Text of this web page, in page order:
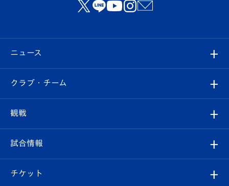
ニュース
すべて
クラブ
試合情報
クラブ・チーム
クラブ概要
観戦
観戦ルール
試合情報
試合日程/結果
チケット